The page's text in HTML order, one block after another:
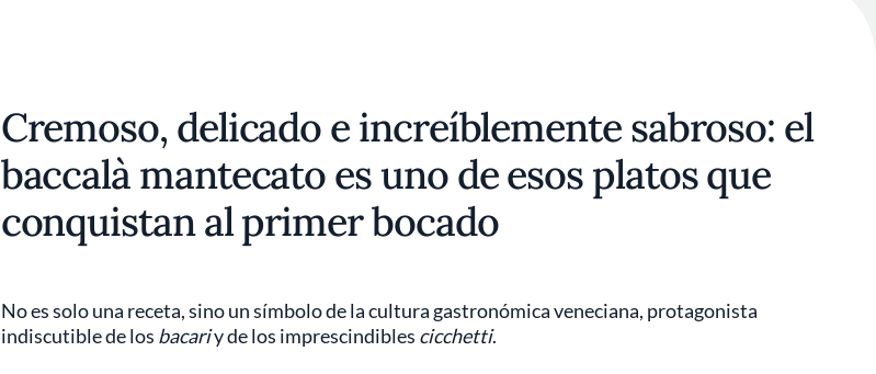
Cremoso, delicado e increíblemente sabroso: el
baccalà mantecato es uno de esos platos que
conquistan al primer bocado
No es solo una receta, sino un símbolo de la cultura gastronómica veneciana, protagonista
indiscutible de los bacariy de los imprescindibles cicchetti.